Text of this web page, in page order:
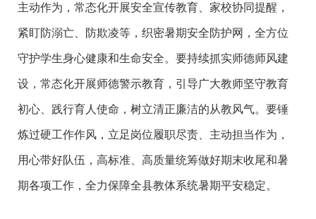
主动作为，常态化开展安全宣传教育、家校协同提醒，
紧盯防溺亡、防欺凌等，织密暑期安全防护网，全方位
守护学生身心健康和生命安全。要持续抓实师德师风建
设，常态化开展师德警示教育，引导广大教师坚守教育
初心、践行育人使命，树立清正廉洁的从教风气。要锤
炼过硬工作作风，立足岗位履职尽责、主动担当作为，
用心带好队伍，高标准、高质量统筹做好期末收尾和暑
期各项工作，全力保障全县教体系统暑期平安稳定。